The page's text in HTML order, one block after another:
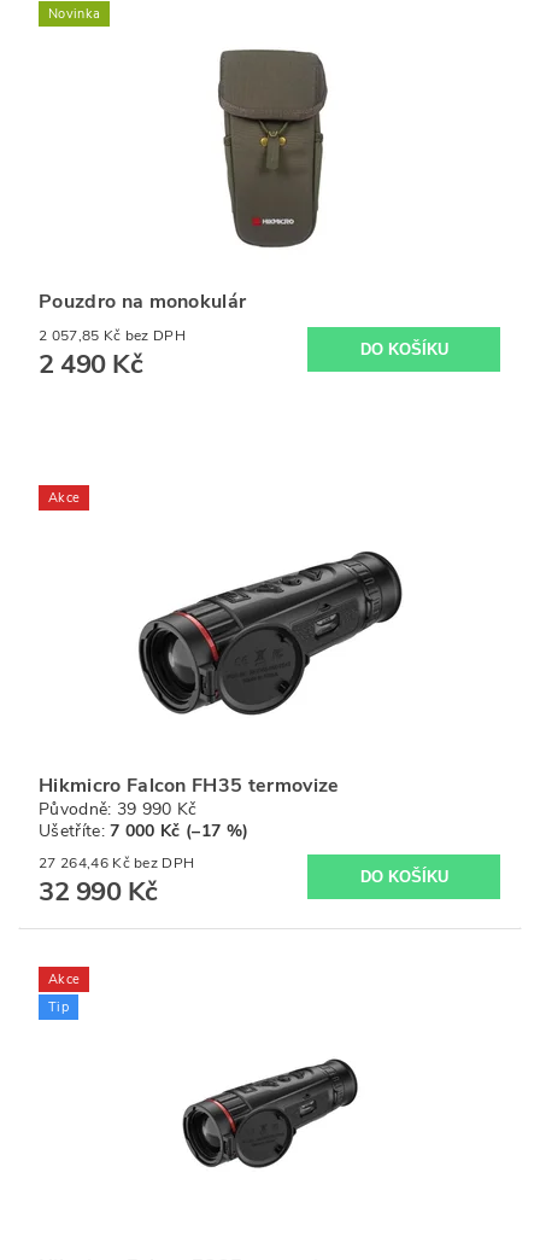
Novinka
Pouzdro na monokulár
2 057,85 Kč bez DPH
2 490 Kč
Akce
Hikmicro Falcon FH35 termovize
Původně: 39 990 Kč
Ušetříte:7 000 Kč (–17 %)
27 264,46 Kč bez DPH
32 990 Kč
Akce
Tip